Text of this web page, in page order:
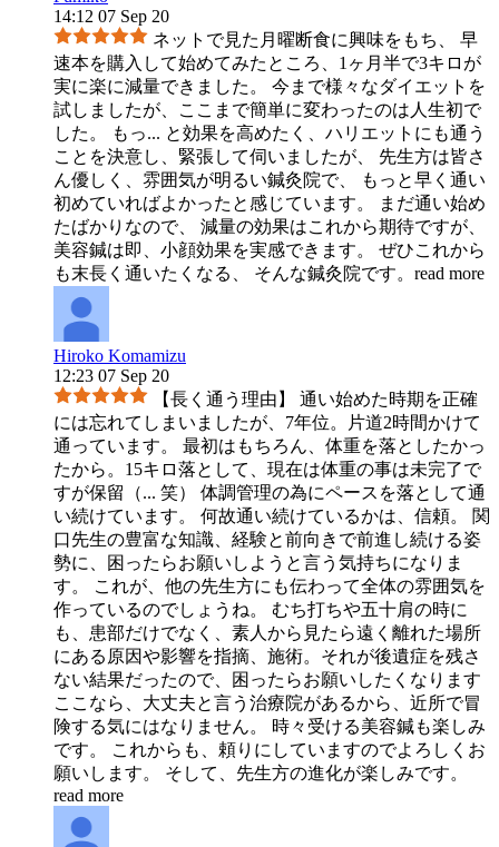
14:12 07 Sep 20
ネットで見た月曜断食に興味をもち、 早
速本を購入して始めてみたところ、1ヶ月半で3キロが
実に楽に減量できました。 今まで様々なダイエットを
試しましたが、ここまで簡単に変わったのは人生初で
した。 もっ... と効果を高めたく、ハリエットにも通う
ことを決意し、緊張して伺いましたが、 先生方は皆さ
ん優しく、雰囲気が明るい鍼灸院で、 もっと早く通い
初めていればよかったと感じています。 まだ通い始め
たばかりなので、 減量の効果はこれから期待ですが、
美容鍼は即、小顔効果を実感できます。 ぜひこれから
も末長く通いたくなる、 そんな鍼灸院です。 read more
Hiroko Komamizu
12:23 07 Sep 20
【長く通う理由】 通い始めた時期を正確
には忘れてしまいましたが、7年位。片道2時間かけて
通っています。 最初はもちろん、体重を落としたかっ
たから。15キロ落として、現在は体重の事は未完了で
すが保留（... 笑） 体調管理の為にペースを落として通
い続けています。 何故通い続けているかは、信頼。 関
口先生の豊富な知識、経験と前向きで前進し続ける姿
勢に、困ったらお願いしようと言う気持ちになりま
す。 これが、他の先生方にも伝わって全体の雰囲気を
作っているのでしょうね。 むち打ちや五十肩の時に
も、患部だけでなく、素人から見たら遠く離れた場所
にある原因や影響を指摘、施術。それが後遺症を残さ
ない結果だったので、困ったらお願いしたくなります
ここなら、大丈夫と言う治療院があるから、近所で冒
険する気にはなりません。 時々受ける美容鍼も楽しみ
です。 これからも、頼りにしていますのでよろしくお
願いします。 そして、先生方の進化が楽しみです。
read more